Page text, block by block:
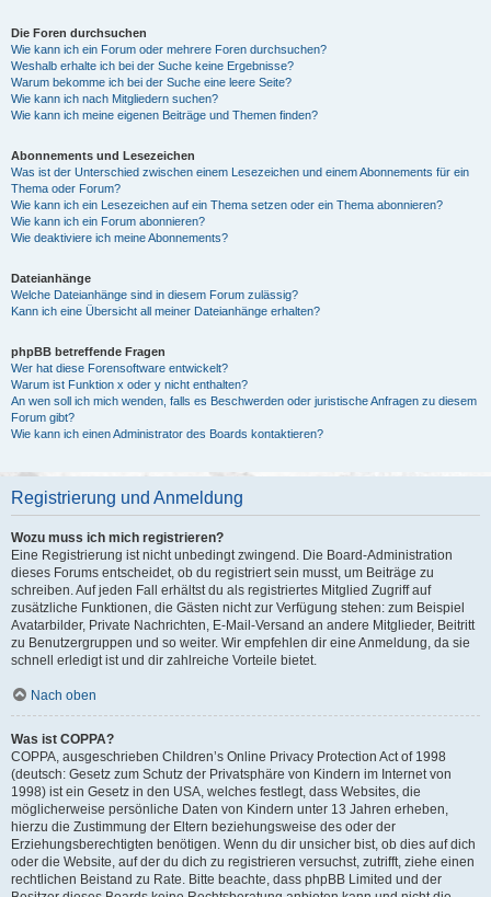
Die Foren durchsuchen
Wie kann ich ein Forum oder mehrere Foren durchsuchen?
Weshalb erhalte ich bei der Suche keine Ergebnisse?
Warum bekomme ich bei der Suche eine leere Seite?
Wie kann ich nach Mitgliedern suchen?
Wie kann ich meine eigenen Beiträge und Themen finden?
Abonnements und Lesezeichen
Was ist der Unterschied zwischen einem Lesezeichen und einem Abonnements für ein
Thema oder Forum?
Wie kann ich ein Lesezeichen auf ein Thema setzen oder ein Thema abonnieren?
Wie kann ich ein Forum abonnieren?
Wie deaktiviere ich meine Abonnements?
Dateianhänge
Welche Dateianhänge sind in diesem Forum zulässig?
Kann ich eine Übersicht all meiner Dateianhänge erhalten?
phpBB betreffende Fragen
Wer hat diese Forensoftware entwickelt?
Warum ist Funktion x oder y nicht enthalten?
An wen soll ich mich wenden, falls es Beschwerden oder juristische Anfragen zu diesem
Forum gibt?
Wie kann ich einen Administrator des Boards kontaktieren?
Registrierung und Anmeldung
Wozu muss ich mich registrieren?
Eine Registrierung ist nicht unbedingt zwingend. Die Board-Administration
dieses Forums entscheidet, ob du registriert sein musst, um Beiträge zu
schreiben. Auf jeden Fall erhältst du als registriertes Mitglied Zugriff auf
zusätzliche Funktionen, die Gästen nicht zur Verfügung stehen: zum Beispiel
Avatarbilder, Private Nachrichten, E-Mail-Versand an andere Mitglieder, Beitritt
zu Benutzergruppen und so weiter. Wir empfehlen dir eine Anmeldung, da sie
schnell erledigt ist und dir zahlreiche Vorteile bietet.
Nach oben
Was ist COPPA?
COPPA, ausgeschrieben Children’s Online Privacy Protection Act of 1998
(deutsch: Gesetz zum Schutz der Privatsphäre von Kindern im Internet von
1998) ist ein Gesetz in den USA, welches festlegt, dass Websites, die
möglicherweise persönliche Daten von Kindern unter 13 Jahren erheben,
hierzu die Zustimmung der Eltern beziehungsweise des oder der
Erziehungsberechtigten benötigen. Wenn du dir unsicher bist, ob dies auf dich
oder die Website, auf der du dich zu registrieren versuchst, zutrifft, ziehe einen
rechtlichen Beistand zu Rate. Bitte beachte, dass phpBB Limited und der